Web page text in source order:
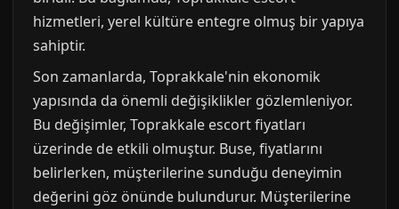
hizmetleri, yerel kültüre entegre olmuş bir yapıya
sahiptir.
Son zamanlarda, Toprakkale'nin ekonomik
yapısında da önemli değişiklikler gözlemleniyor.
Bu değişimler, Toprakkale escort fiyatları
üzerinde de etkili olmuştur. Buse, fiyatlarını
belirlerken, müşterilerine sunduğu deneyimin
değerini göz önünde bulundurur. Müşterilerine